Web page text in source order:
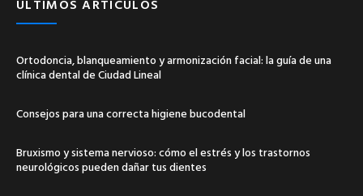
ÚLTIMOS ARTÍCULOS
Ortodoncia, blanqueamiento y armonización facial: la guía de una
clínica dental de Ciudad Lineal
Consejos para una correcta higiene bucodental
Bruxismo y sistema nervioso: cómo el estrés y los trastornos
neurológicos pueden dañar tus dientes